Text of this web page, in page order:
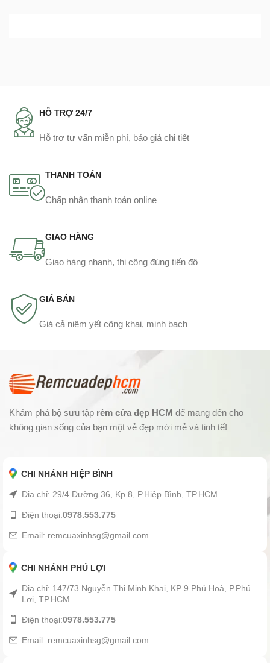
HỖ TRỢ 24/7
Hỗ trợ tư vấn miễn phí, báo giá chi tiết
THANH TOÁN
Chấp nhận thanh toán online
GIAO HÀNG
Giao hàng nhanh, thi công đúng tiến độ
GIÁ BÁN
Giá cả niêm yết công khai, minh bạch
Khám phá bộ sưu tập rèm cửa đẹp HCM để mang đến cho
không gian sống của bạn một vẻ đẹp mới mẻ và tinh tế!
CHI NHÁNH HIỆP BÌNH
Địa chỉ: 29/4 Đường 36, Kp 8, P.Hiệp Bình, TP.HCM
Điện thoại:0978.553.775
Email: remcuaxinhsg@gmail.com
CHI NHÁNH PHÚ LỢI
Địa chỉ: 147/73 Nguyễn Thị Minh Khai, KP 9 Phú Hoà, P.Phú
Lợi, TP.HCM
Điện thoại:0978.553.775
Email: remcuaxinhsg@gmail.com